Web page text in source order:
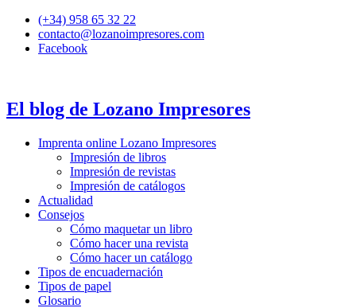
contenido
(+34) 958 65 32 22
contacto@lozanoimpresores.com
Facebook
El blog de Lozano Impresores
Imprenta online Lozano Impresores
Impresión de libros
Impresión de revistas
Impresión de catálogos
Actualidad
Consejos
Cómo maquetar un libro
Cómo hacer una revista
Cómo hacer un catálogo
Tipos de encuadernación
Tipos de papel
Glosario